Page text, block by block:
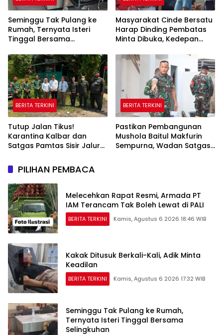
Seminggu Tak Pulang ke
Rumah, Ternyata Isteri
Tinggal Bersama
Masyarakat Cinde Bersatu
Harap Dinding Pembatas
Minta Dibuka, Kedepan
BERITA TERKINI
Tutup Jalan Tikus!
Karantina Kalbar dan
Satgas Pamtas Sisir Jalur
BERITA TERKINI
Pastikan Pembangunan
Mushola Baitul Makfurin
Sempurna, Wadan Satgas
PILIHAN PEMBACA
Melecehkan Rapat Resmi, Armada PT
IAM Terancam Tak Boleh Lewat di PALI
BERITA TERKINI Kamis, Agustus 6 2026 18:46 WIB
Kakak Ditusuk Berkali-Kali, Adik Minta
Keadilan
BERITA TERKINI Kamis, Agustus 6 2026 17:32 WIB
Seminggu Tak Pulang ke Rumah,
Ternyata Isteri Tinggal Bersama
Selingkuhan